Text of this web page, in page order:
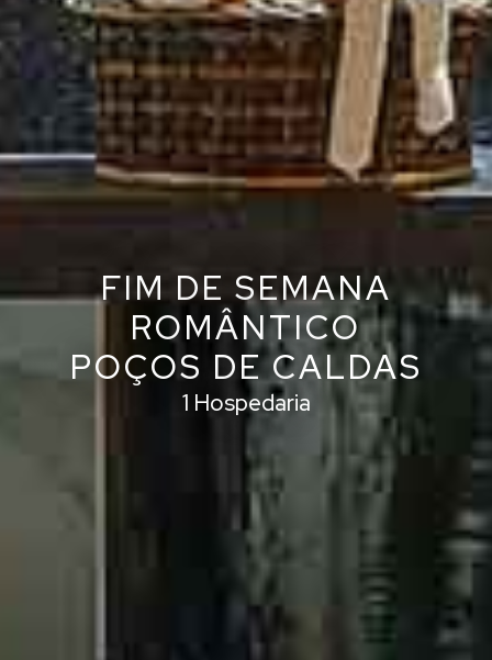
FIM DE SEMANA
ROMÂNTICO
POÇOS DE CALDAS
1 Hospedaria